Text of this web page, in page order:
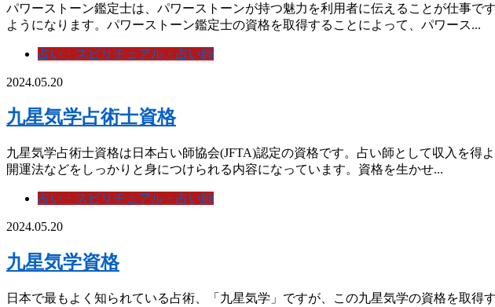
パワーストーン鑑定士は、パワーストーンが持つ魅力を利用者に伝えることが仕事
ようになります。パワーストーン鑑定士の資格を取得することによって、パワース...
占い・スピリチュアル・占い師
2024.05.20
九星気学占術士資格
九星気学占術士資格は日本占い師協会(JFTA)認定の資格です。占い師として収入を
開運法などをしっかりと身につけられる内容になっています。資格を生かせ...
占い・スピリチュアル・占い師
2024.05.20
九星気学資格
日本で最もよく知られている占術、「九星気学」ですが、この九星気学の資格を取